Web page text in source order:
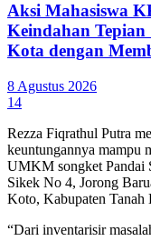
Aksi Mahasiswa
Keindahan
Kota dengan
8 Agustus 2026
14
Rezza Fiqrathul Putra
keuntungannya mampu
UMKM songket Pandai
Sikek No 4, Jorong
Koto, Kabupaten Tanah
“Dari inventarisir